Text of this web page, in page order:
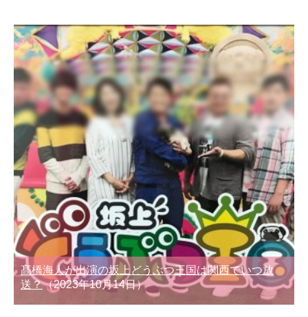
髙橋海人が出演の坂上どうぶつ王国は関西でいつ放
送？（2023年10月14日）